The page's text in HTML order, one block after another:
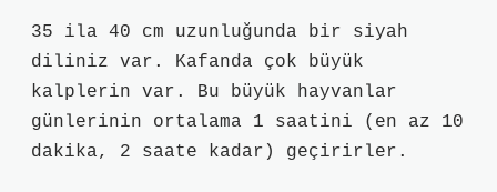
35 ila 40 cm uzunluğunda bir siyah
diliniz var. Kafanda çok büyük
kalplerin var. Bu büyük hayvanlar
günlerinin ortalama 1 saatini (en az 10
dakika, 2 saate kadar) geçirirler.